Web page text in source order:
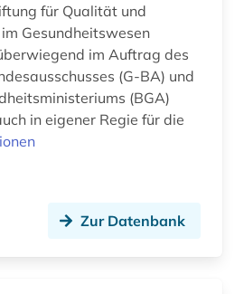
für Qualität und
Gesundheitswesen
im Auftrag des
(G-BA) und
(BGA)
in eigener Regie für die
Zur Datenbank